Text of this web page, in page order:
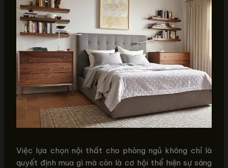
Việc lựa chọn nội thất cho phòng ngủ không chỉ là
quyết định mua gì mà còn là cơ hội thể hiện sự sáng